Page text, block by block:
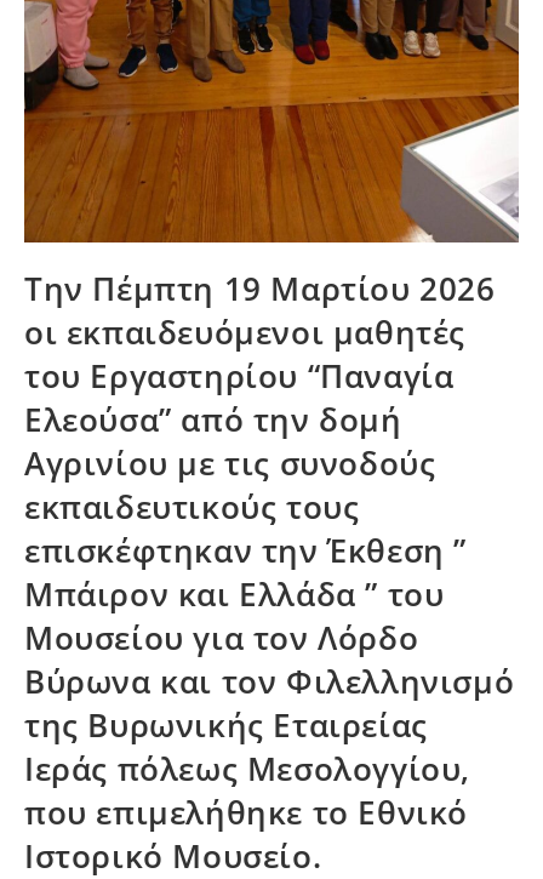
Την Πέμπτη 19 Μαρτίου 2026
οι εκπαιδευόμενοι μαθητές
του Εργαστηρίου “Παναγία
Ελεούσα” από την δομή
Αγρινίου με τις συνοδούς
εκπαιδευτικούς τους
επισκέφτηκαν την Έκθεση ”
Μπάιρον και Ελλάδα ” του
Μουσείου για τον Λόρδο
Βύρωνα και τον Φιλελληνισμό
της Βυρωνικής Εταιρείας
Ιεράς πόλεως Μεσολογγίου,
που επιμελήθηκε το Εθνικό
Ιστορικό Μουσείο.